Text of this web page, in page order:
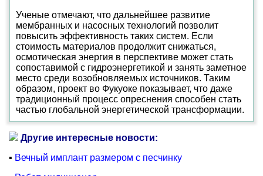
Ученые отмечают, что дальнейшее развитие
мембранных и насосных технологий позволит
повысить эффективность таких систем. Если
стоимость материалов продолжит снижаться,
осмотическая энергия в перспективе может стать
сопоставимой с гидроэнергетикой и занять заметное
место среди возобновляемых источников. Таким
образом, проект во Фукуоке показывает, что даже
традиционный процесс опреснения способен стать
частью глобальной энергетической трансформации.
Другие интересные новости:
▪ Вечный имплант размером с песчинку